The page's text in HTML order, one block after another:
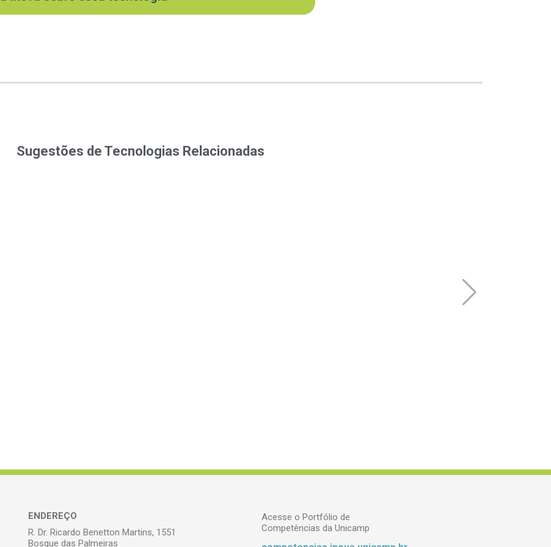
Sugestões de Tecnologias Relacionadas
ENDEREÇO
R. Dr. Ricardo Benetton Martins, 1551
Bosque das Palmeiras
Acesse o Portfólio de
Competências da Unicamp